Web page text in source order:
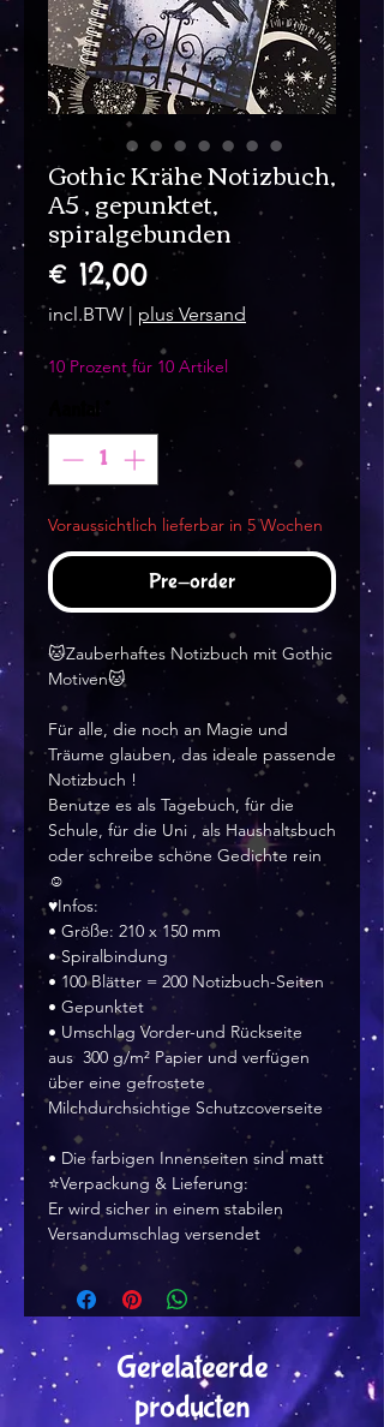
Gothic Krähe Notizbuch,
A5 , gepunktet,
spiralgebunden
€ 12,00Prijs
incl.BTW | plus Versand
10 Prozent für 10 Artikel
Aantal
Voraussichtlich lieferbar in 5 Wochen
Pre-order
🐱Zauberhaftes Notizbuch mit Gothic
Motiven🐱
Für alle, die noch an Magie und
Träume glauben, das ideale passende
Notizbuch !
Benutze es als Tagebuch, für die
Schule, für die Uni , als Haushaltsbuch
oder schreibe schöne Gedichte rein
☺
♥Infos:
• Größe: 210 x 150 mm
• Spiralbindung
• 100 Blätter = 200 Notizbuch-Seiten
• Gepunktet
• Umschlag Vorder-und Rückseite
aus 300 g/m² Papier und verfügen
über eine gefrostete
Milchdurchsichtige Schutzcoverseite
• Die farbigen Innenseiten sind matt
⭐Verpackung & Lieferung:
Er wird sicher in einem stabilen
Versandumschlag versendet
Gerelateerde
producten